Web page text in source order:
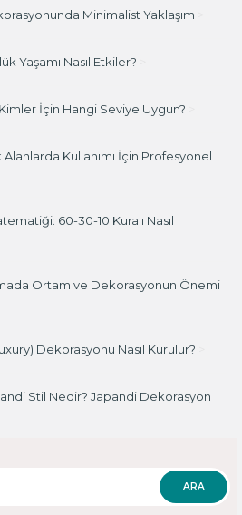
Minimalist Yaklaşım
Yaşamı Nasıl Etkiler?
İçin Hangi Seviye Uygun?
Kullanımı İçin Profesyonel
60-30-10 Kuralı Nasıl
Ortam ve Dekorasyonun Önemi
Dekorasyonu Nasıl Kurulur?
Stil Nedir? Japandi Dekorasyon
ARA